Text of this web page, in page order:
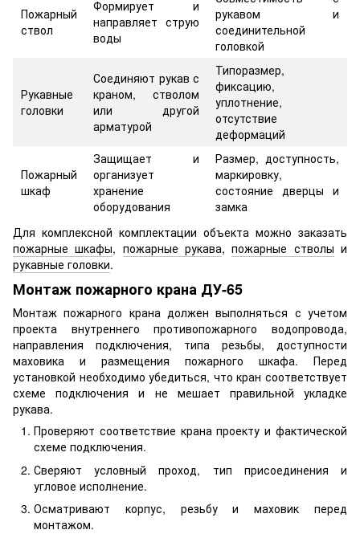
Пожарный
ствол
Формирует и
направляет струю
воды
рукавом и
соединительной
головкой
Рукавные
головки
Соединяют рукав с
краном, стволом
или другой
арматурой
Типоразмер,
фиксацию,
уплотнение,
отсутствие
деформаций
Пожарный
шкаф
Защищает и
организует
хранение
оборудования
Размер, доступность,
маркировку,
состояние дверцы и
замка
Для комплексной комплектации объекта можно заказать
пожарные шкафы, пожарные рукава,пожарные стволы и
рукавные головки.
Монтаж пожарного крана ДУ-65
Монтаж пожарного крана должен выполняться с учетом
проекта внутреннего противопожарного водопровода,
направления подключения, типа резьбы, доступности
маховика и размещения пожарного шкафа. Перед
установкой необходимо убедиться, что кран соответствует
схеме подключения и не мешает правильной укладке
рукава.
Проверяют соответствие крана проекту и фактической
схеме подключения.
Сверяют условный проход, тип присоединения и
угловое исполнение.
Осматривают корпус, резьбу и маховик перед
монтажом.